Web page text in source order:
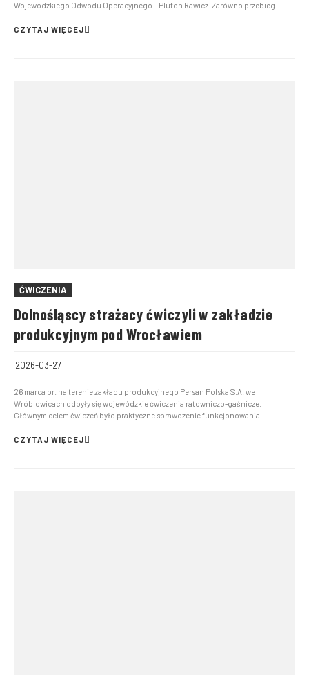
Wojewódzkiego Odwodu Operacyjnego – Pluton Rawicz. Zarówno przebieg
ćwiczeń realizowano wariant „BRUDNA WODA” , który polegał na organizacji w...
CZYTAJ WIĘCEJ
ĆWICZENIA
Dolnośląscy strażacy ćwiczyli w zakładzie
produkcyjnym pod Wrocławiem
2026-03-27
26 marca br. na terenie zakładu produkcyjnego Persan Polska S.A. we
Wróblowicach odbyły się wojewódzkie ćwiczenia ratowniczo-gaśnicze.
Głównym celem ćwiczeń było praktyczne sprawdzenie funkcjonowania
przemysłowej. Ćwiczenia były także okazją do doskonalenia współdziałani...
CZYTAJ WIĘCEJ